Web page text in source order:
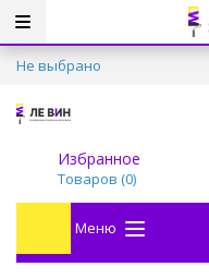
Не выбрано
Избранное
Товаров (0)
Меню